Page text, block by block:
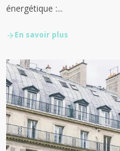
énergétique :...
En savoir plus